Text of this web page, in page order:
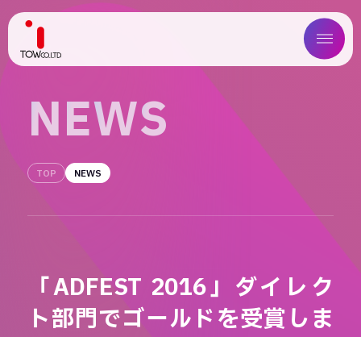
ABOUT US
SERVICE
MAGAZINE
NEWS
NEWS
TOP NEWS
「ADFEST 2016」ダイレク
ト部門でゴールドを受賞しま